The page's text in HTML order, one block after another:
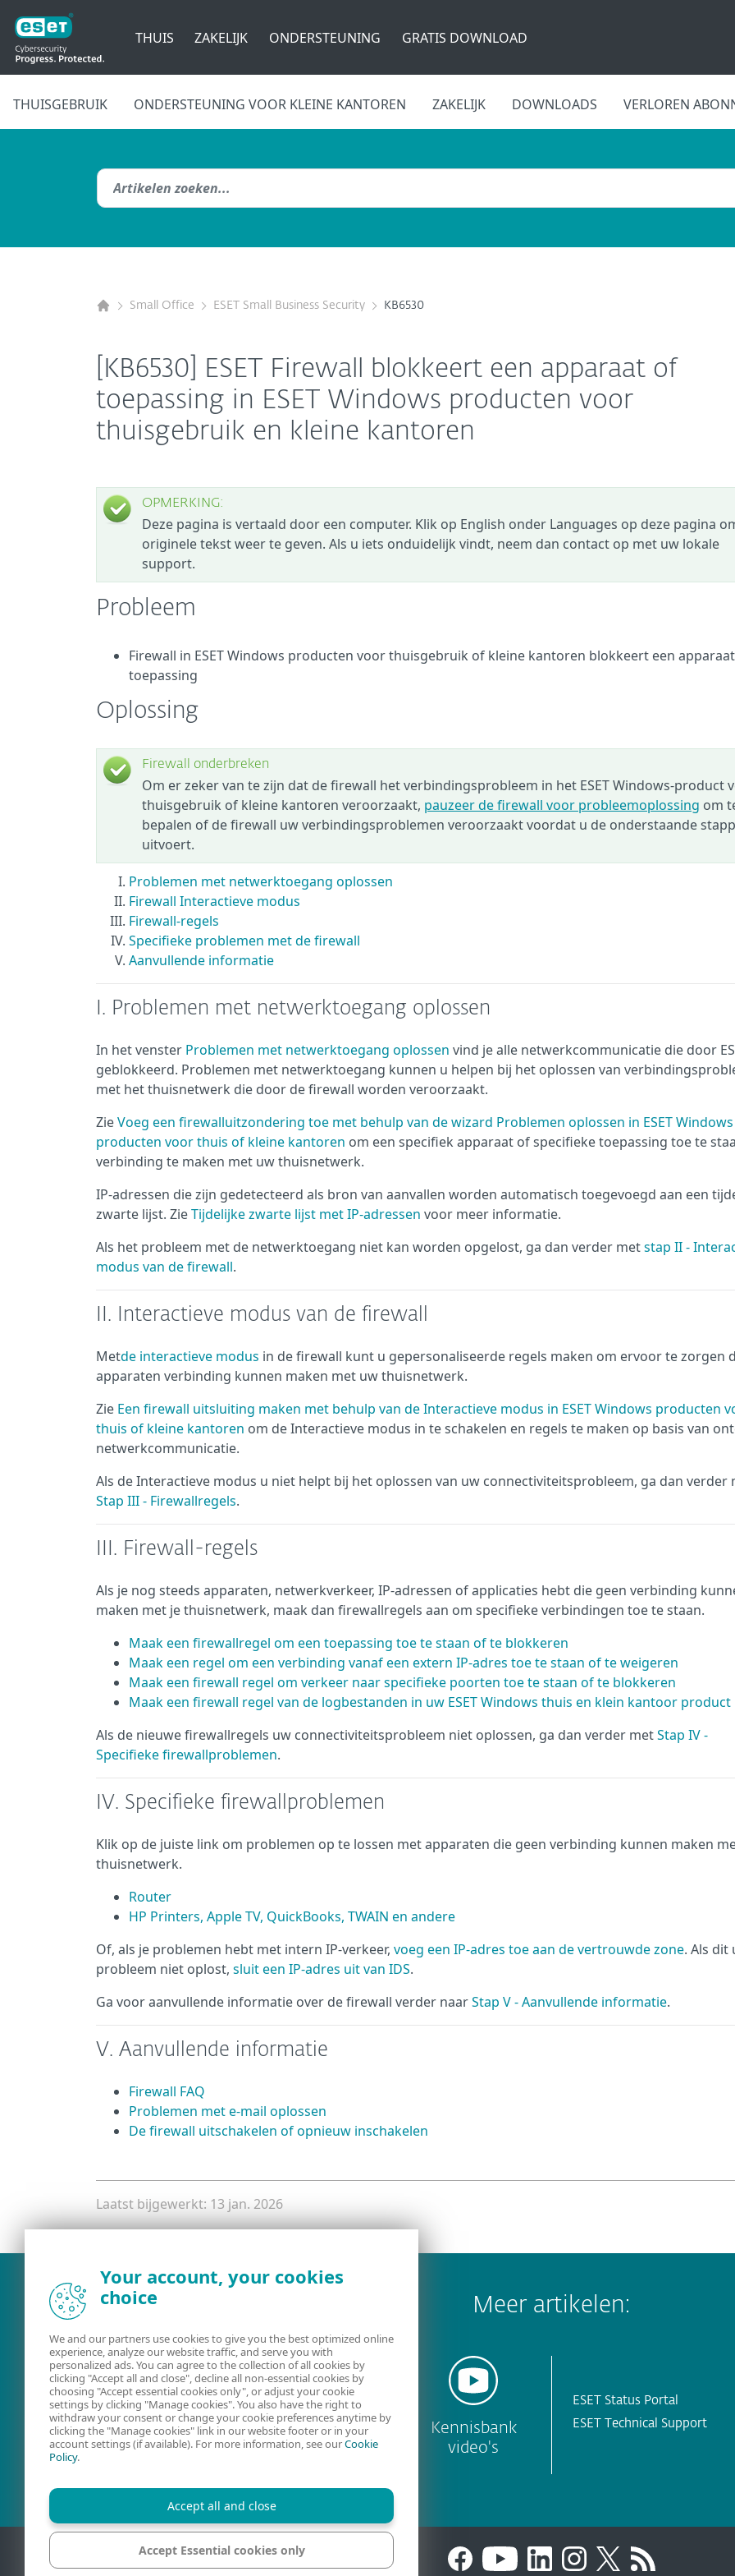
THUIS ZAKELIJK ONDERSTEUNING GRATIS DOWNLOAD
THUISGEBRUIK ONDERSTEUNING VOOR KLEINE KANTOREN ZAKELIJK DOWNLOADS VERLOREN
Small Office ESET Small Business Security KB6530
[KB6530] ESET Firewall blokkeert een apparaat of
toepassing in ESET Windows producten voor
thuisgebruik en kleine kantoren
OPMERKING:
Deze pagina is vertaald door een computer. Klik op English onder Languages op deze pagina
originele tekst weer te geven. Als u iets onduidelijk vindt, neem dan contact op met uw lokale
support.
Probleem
Firewall in ESET Windows producten voor thuisgebruik of kleine kantoren blokkeert een
toepassing
Oplossing
Firewall onderbreken
Om er zeker van te zijn dat de firewall het verbindingsprobleem in het ESET Windows-product
thuisgebruik of kleine kantoren veroorzaakt, pauzeer de firewall voor probleemoplossing om
bepalen of de firewall uw verbindingsproblemen veroorzaakt voordat u de onderstaande
uitvoert.
Problemen met netwerktoegang oplossen
Firewall Interactieve modus
Firewall-regels
Specifieke problemen met de firewall
Aanvullende informatie
I. Problemen met netwerktoegang oplossen
In het venster Problemen met netwerktoegang oplossen vind je alle netwerkcommunicatie die door
geblokkeerd. Problemen met netwerktoegang kunnen u helpen bij het oplossen van
met het thuisnetwerk die door de firewall worden veroorzaakt.
ZieVoeg een firewalluitzondering toe met behulp van de wizard Problemen oplossen in ESET Windows
producten voor thuis of kleine kantoren om een specifiek apparaat of specifieke toepassing toe te
verbinding te maken met uw thuisnetwerk.
IP-adressen die zijn gedetecteerd als bron van aanvallen worden automatisch toegevoegd aan een
zwarte lijst. ZieTijdelijke zwarte lijst met IP-adressen voor meer informatie.
Als het probleem met de netwerktoegang niet kan worden opgelost, ga dan verder metstap II -
modus van de firewall.
II. Interactieve modus van de firewall
Metde interactieve modus in de firewall kunt u gepersonaliseerde regels maken om ervoor te zorgen
apparaten verbinding kunnen maken met uw thuisnetwerk.
Zie Een firewall uitsluiting maken met behulp van de Interactieve modus in ESET Windows producten
thuis of kleine kantoren om de Interactieve modus in te schakelen en regels te maken op basis van
netwerkcommunicatie.
Als de Interactieve modus u niet helpt bij het oplossen van uw connectiviteitsprobleem, ga dan verder
Stap III - Firewallregels.
III. Firewall-regels
Als je nog steeds apparaten, netwerkverkeer, IP-adressen of applicaties hebt die geen verbinding
maken met je thuisnetwerk, maak dan firewallregels aan om specifieke verbindingen toe te staan.
Maak een firewallregel om een toepassing toe te staan of te blokkeren
Maak een regel om een verbinding vanaf een extern IP-adres toe te staan of te weigeren
Maak een firewall regel om verkeer naar specifieke poorten toe te staan of te blokkeren
Maak een firewall regel van de logbestanden in uw ESET Windows thuis en klein kantoor product
Als de nieuwe firewallregels uw connectiviteitsprobleem niet oplossen, ga dan verder metStap IV -
Specifieke firewallproblemen.
IV. Specifieke firewallproblemen
Klik op de juiste link om problemen op te lossen met apparaten die geen verbinding kunnen maken
thuisnetwerk.
Router
HP Printers, Apple TV, QuickBooks, TWAIN en andere
Of, als je problemen hebt met intern IP-verkeer, voeg een IP-adres toe aan de vertrouwde zone. Als dit
probleem niet oplost, sluit een IP-adres uit van IDS.
Ga voor aanvullende informatie over de firewall verder naarStap V - Aanvullende informatie.
V. Aanvullende informatie
Firewall FAQ
Problemen met e-mail oplossen
De firewall uitschakelen of opnieuw inschakelen
Laatst bijgewerkt: 13 jan. 2026
Meer artikelen:
Documentatie
ESET Security
Forum
Kennisbank
video's
ESET Status Portal
ESET Technical Support
Your account, your cookies
choice
We and our partners use cookies to give you the best optimized online
experience, analyze our website traffic, and serve you with
personalized ads. You can agree to the collection of all cookies by
clicking "Accept all and close", decline all non-essential cookies by
choosing "Accept essential cookies only", or adjust your cookie
settings by clicking "Manage cookies". You also have the right to
withdraw your consent or change your cookie preferences anytime by
clicking the "Manage cookies" link in our website footer or in your
account settings (if available). For more information, see ourCookie
Policy.
Accept all and close
Accept Essential cookies only